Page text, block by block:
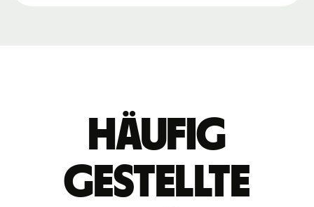
Häufig
gestellte